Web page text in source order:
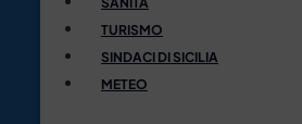
TURISMO
SINDACI DI SICILIA
METEO